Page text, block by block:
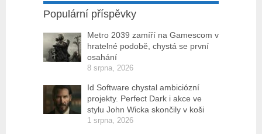
Populární příspěvky
Metro 2039 zamíří na Gamescom v
hratelné podobě, chystá se první
osahání
8 srpna, 2026
Id Software chystal ambiciózní
projekty. Perfect Dark i akce ve
stylu John Wicka skončily v koši
1 srpna, 2026